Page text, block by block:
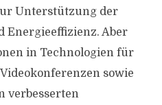
Unterstützung der
Aber
in Technologien für
sowie
verbesserten